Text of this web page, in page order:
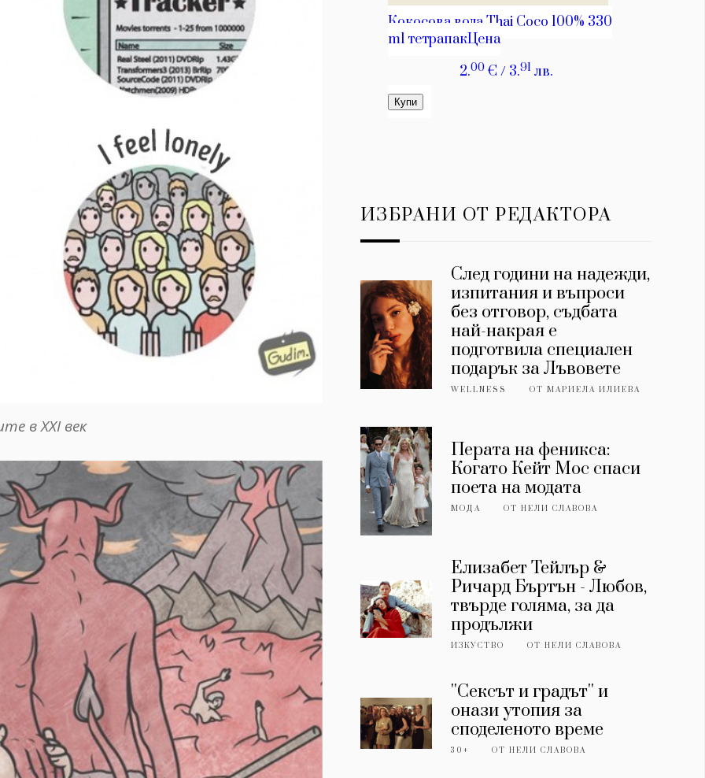
в XXI век
ИЗБРАНИ ОТ РЕДАКТОРА
След години на надежди,
изпитания и въпроси
без отговор, съдбата
най-накрая е
подготвила специален
подарък за Лъвовете
WELLNESS ОТМАРИЕЛА ИЛИЕВА
Перата на феникса:
Когато Кейт Мос спаси
поета на модата
МОДА ОТНЕЛИ СЛАВОВА
Елизабет Тейлър &
Ричард Бъртън - Любов,
твърде голяма, за да
продължи
ИЗКУСТВО ОТНЕЛИ СЛАВОВА
''Сексът и градът'' и
онази утопия за
споделеното време
30+ ОТНЕЛИ СЛАВОВА